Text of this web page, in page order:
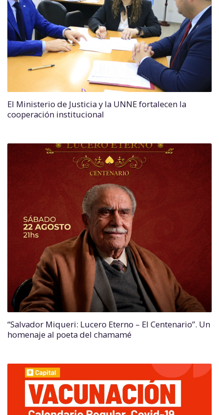
El Ministerio de Justicia y la UNNE fortalecen la
cooperación institucional
“Salvador Miqueri: Lucero Eterno – El Centenario”. Un
homenaje al poeta del chamamé